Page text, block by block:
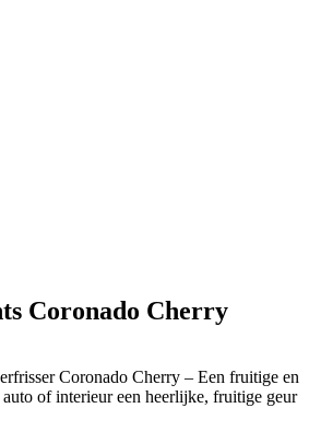
Coronado Cherry
Coronado Cherry – Een fruitige en
of interieur een heerlijke, fruitige geur